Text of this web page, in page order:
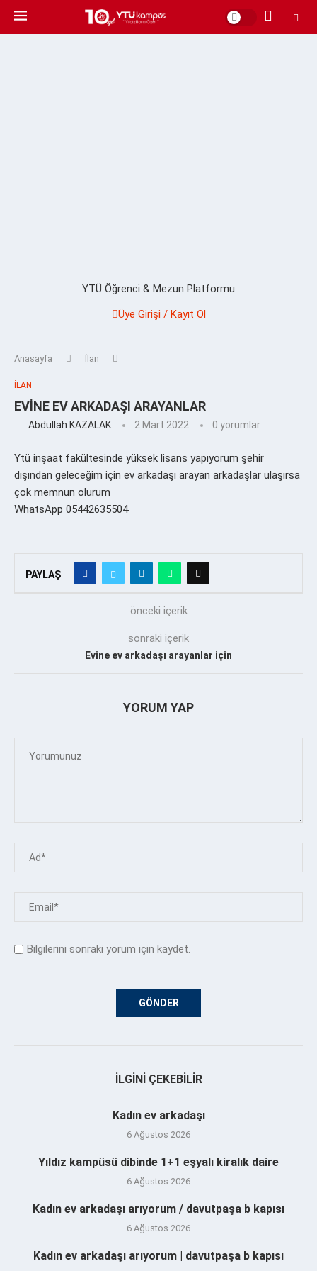
YTÜ Öğrenci & Mezun Platformu
Üye Girişi / Kayıt Ol
Anasayfa İlan
İLAN
EVİNE EV ARKADAŞI ARAYANLAR
Abdullah KAZALAK 2 Mart 2022 0 yorumlar
Ytü inşaat fakültesinde yüksek lisans yapıyorum şehir
dışından geleceğim için ev arkadaşı arayan arkadaşlar ulaşırsa
çok memnun olurum
WhatsApp 05442635504
PAYLAŞ
önceki içerik
sonraki içerik
Evine ev arkadaşı arayanlar için
YORUM YAP
Bilgilerini sonraki yorum için kaydet.
İLGINI ÇEKEBILIR
Kadın ev arkadaşı
6 Ağustos 2026
Yıldız kampüsü dibinde 1+1 eşyalı kiralık daire
6 Ağustos 2026
Kadın ev arkadaşı arıyorum / davutpaşa b kapısı
6 Ağustos 2026
Kadın ev arkadaşı arıyorum | davutpaşa b kapısı